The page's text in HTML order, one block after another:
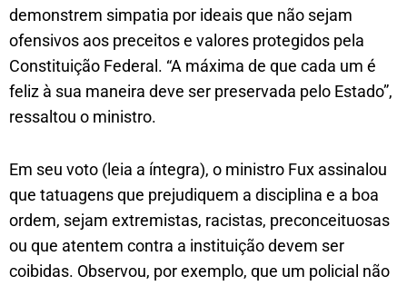
demonstrem simpatia por ideais que não sejam
ofensivos aos preceitos e valores protegidos pela
Constituição Federal. “A máxima de que cada um é
feliz à sua maneira deve ser preservada pelo Estado”,
ressaltou o ministro.
Em seu voto (leia a íntegra), o ministro Fux assinalou
que tatuagens que prejudiquem a disciplina e a boa
ordem, sejam extremistas, racistas, preconceituosas
ou que atentem contra a instituição devem ser
coibidas. Observou, por exemplo, que um policial não